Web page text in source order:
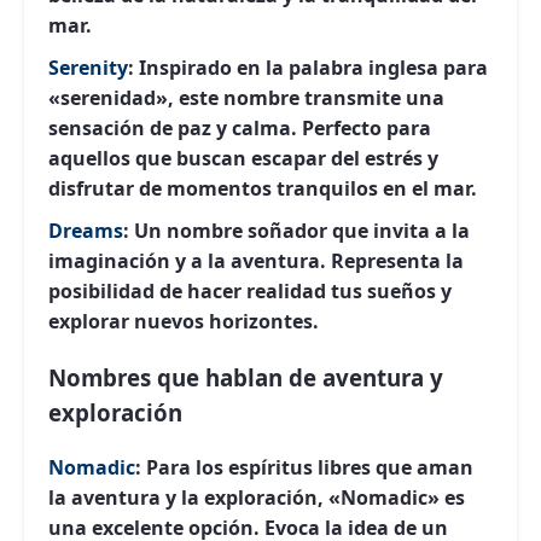
mar.
Serenity: Inspirado en la palabra inglesa para
«serenidad», este nombre transmite una
sensación de paz y calma. Perfecto para
aquellos que buscan escapar del estrés y
disfrutar de momentos tranquilos en el mar.
Dreams: Un nombre soñador que invita a la
imaginación y a la aventura. Representa la
posibilidad de hacer realidad tus sueños y
explorar nuevos horizontes.
Nombres que hablan de aventura y
exploración
Nomadic: Para los espíritus libres que aman
la aventura y la exploración, «Nomadic» es
una excelente opción. Evoca la idea de un